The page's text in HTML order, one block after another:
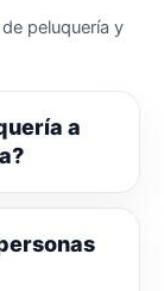
peluquería y
a